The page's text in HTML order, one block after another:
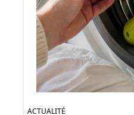
ACTUALITÉ